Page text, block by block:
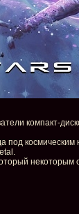
компакт-
под